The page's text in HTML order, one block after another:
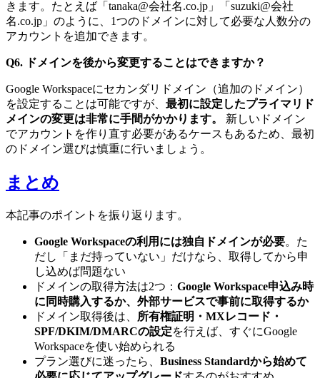
きます。たとえば「tanaka@会社名.co.jp」「suzuki@会社
名.co.jp」のように、1つのドメインに対して必要な人数分の
アカウントを追加できます。
Q6. ドメインを後から変更することはできますか？
Google Workspaceにセカンダリドメイン（追加のドメイン）
を設定することは可能ですが、 最初に設定したプライマリド
メインの変更は非常に手間がかかります。
新しいドメイン
でアカウントを作り直す必要があるケースもあるため、最初
のドメイン選びは慎重に行いましょう。
まとめ
本記事のポイントを振り返ります。
Google Workspaceの利用には独自ドメインが必要。た
だし「まだ持っていない」だけなら、取得してから申
し込めば問題ない
ドメインの取得方法は2つ： Google Workspace申込み時
に同時購入するか、外部サービスで事前に取得するか
ドメイン取得後は、 所有権証明・MXレコード・
SPF/DKIM/DMARCの設定を行えば、すぐにGoogle
Workspaceを使い始められる
プラン選びに迷ったら、 Business Standardから始めて